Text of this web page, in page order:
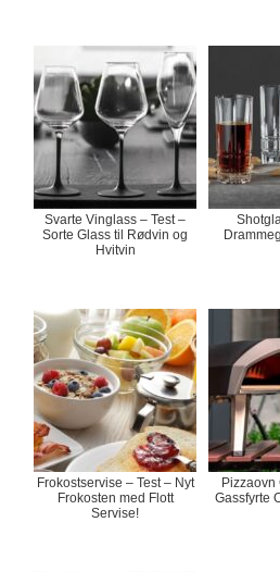
Svarte Vinglass – Test –
Sorte Glass til Rødvin og
Hvitvin
Frokostservise – Test – Nyt
Frokosten med Flott
Servise!
Pizzaovn
Gassfyrte